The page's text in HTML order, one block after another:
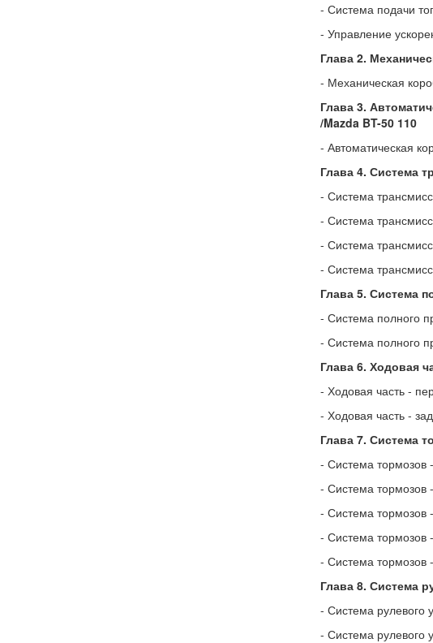
- Система подачи
- Управление
Глава 2.
- Механическая
Глава 3.
/Mazda BT-50 110
- Автоматическая
Глава 4. Система
- Система
- Система
- Система
- Система
Глава 5. Система
- Система полного
- Система полного
Глава 6. Ходовая
- Ходовая часть -
- Ходовая часть -
Глава 7. Система
- Система тормозов
- Система тормозов
- Система тормозов
- Система тормозов
- Система тормозов
Глава 8. Система
- Система рулевого
- Система рулевого